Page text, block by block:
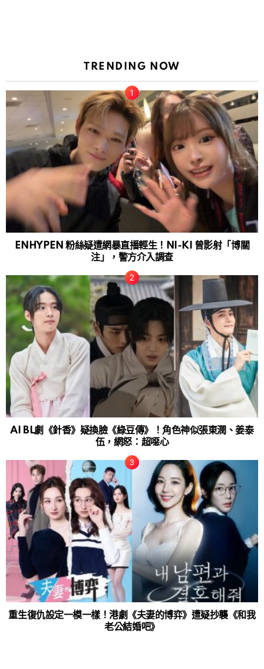
TRENDING NOW
ENHYPEN 粉絲疑遭網暴直播輕生！NI-KI 曾影射「博關
注」，警方介入調查
AI BL劇《針香》疑換臉《綠豆傳》！角色神似張東潤、姜泰
伍，網怒：超噁心
重生復仇設定一模一樣！港劇《夫妻的博弈》遭疑抄襲《和我
老公結婚吧》